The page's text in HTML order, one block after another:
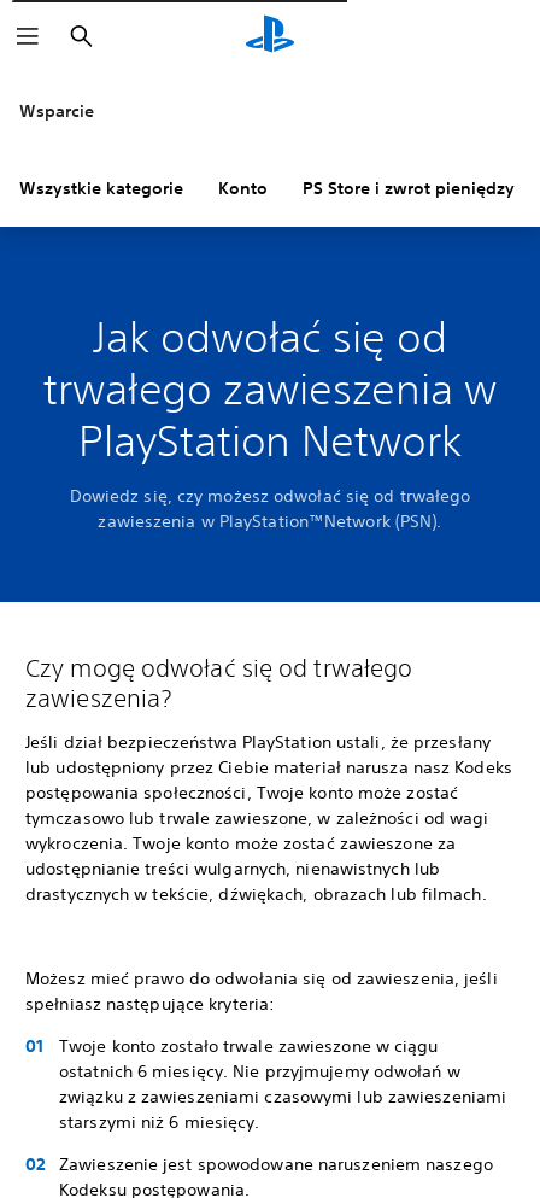
Wyszukaj
Wsparcie
Wszystkie kategorie Konto PS Store i zwrot pieniędzy
Jak odwołać się od
trwałego zawieszenia w
PlayStation Network
Dowiedz się, czy możesz odwołać się od trwałego
zawieszenia w PlayStation™Network (PSN).
Czy mogę odwołać się od trwałego
zawieszenia?
Jeśli dział bezpieczeństwa PlayStation ustali, że przesłany
lub udostępniony przez Ciebie materiał narusza nasz Kodeks
postępowania społeczności, Twoje konto może zostać
tymczasowo lub trwale zawieszone, w zależności od wagi
wykroczenia. Twoje konto może zostać zawieszone za
udostępnianie treści wulgarnych, nienawistnych lub
drastycznych w tekście, dźwiękach, obrazach lub filmach.
Możesz mieć prawo do odwołania się od zawieszenia, jeśli
spełniasz następujące kryteria:
Twoje konto zostało trwale zawieszone w ciągu
ostatnich 6 miesięcy. Nie przyjmujemy odwołań w
związku z zawieszeniami czasowymi lub zawieszeniami
starszymi niż 6 miesięcy.
Zawieszenie jest spowodowane naruszeniem naszego
Kodeksu postępowania.